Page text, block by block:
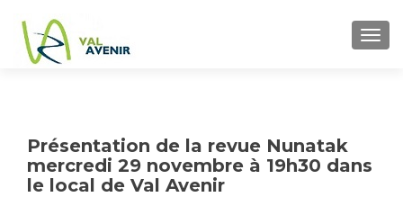
Présentation de la revue Nunatak
mercredi 29 novembre à 19h30 dans
le local de Val Avenir